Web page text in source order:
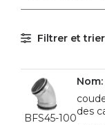
Filtrer et trier
BFS45-100
des